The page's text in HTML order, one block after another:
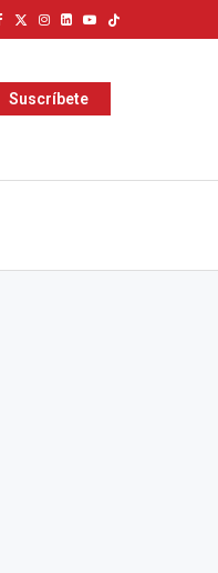
Suscríbete